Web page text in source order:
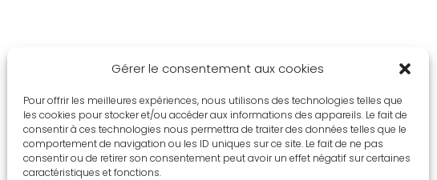
Gérer le consentement aux cookies
Pour offrir les meilleures expériences, nous utilisons des technologies telles que
les cookies pour stocker et/ou accéder aux informations des appareils. Le fait de
consentir à ces technologies nous permettra de traiter des données telles que le
comportement de navigation ou les ID uniques sur ce site. Le fait de ne pas
consentir ou de retirer son consentement peut avoir un effet négatif sur certaines
caractéristiques et fonctions.